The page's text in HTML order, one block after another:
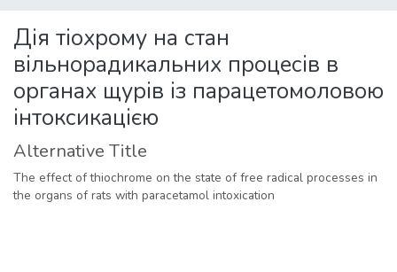
Statistics
Дія тіохрому на стан
вільнорадикальних процесів в
органах щурів із парацетомоловою
інтоксикацією
Alternative Title
The effect of thiochrome on the state of free radical processes in
the organs of rats with paracetamol intoxication